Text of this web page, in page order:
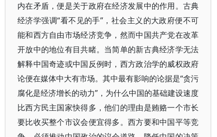
内在矛盾，便是关于政府在经济发展中的作用。古典
经济学强调“看不见的手”，社会主义的大政府便不可
能和西方自由市场经济竞争，然而中国共产党在改革
开放中的地位有目共睹。当简单的新古典经济学无法
解释中国奇迹或中国反例时，西方政治学的威权政府
论便在媒体中大有市场。其中最有影响的论据是“贪污
腐化是经济增长的动力”，为什么中国的基础建设速度
比西方民主国家快得多，他们的理由是贿赂一个市长
要比收买整个市议会便宜得多。西方要和中国平等竞